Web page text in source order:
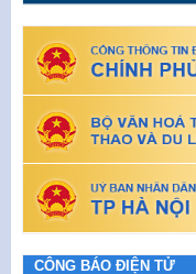
CÔNG BÁO ĐIỆN TỬ